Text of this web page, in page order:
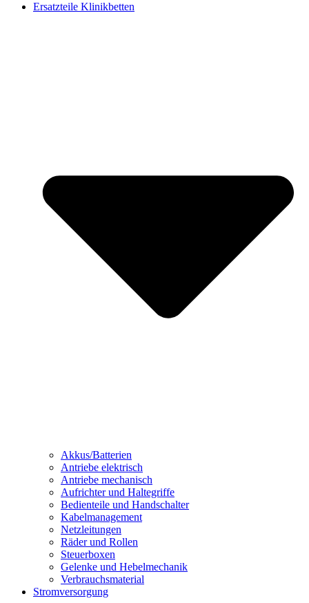
Ersatzteile Klinikbetten
Akkus/Batterien
Antriebe elektrisch
Antriebe mechanisch
Aufrichter und Haltegriffe
Bedienteile und Handschalter
Kabelmanagement
Netzleitungen
Räder und Rollen
Steuerboxen
Gelenke und Hebelmechanik
Verbrauchsmaterial
Stromversorgung